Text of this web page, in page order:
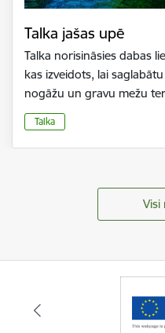
Talka jašas upē
Talka norisināsies dabas
kas izveidots, lai
nogāžu un gravu mežu
Talka
Visi